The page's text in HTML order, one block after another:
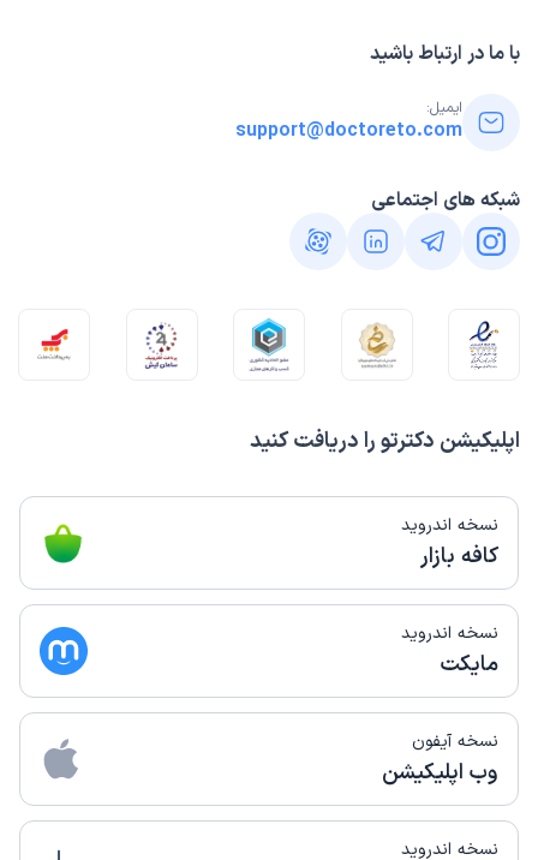
اپلیکیشن دکترتو را دریافت کنید
نسخه اندروید
کافه بازار
نسخه اندروید
مایکت
نسخه آیفون
وب اپلیکیشن
نسخه اندروید
با ما در ارتباط باشید
ایمیل:
support@doctoreto.com
شبکه های اجتماعی